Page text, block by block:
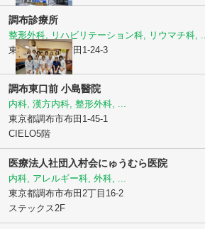
調布診療所
整形外科, リハビリテーション科, リウマチ科, ...
東京都調布市布田1-24-3
調布東口前 小島醫院
内科, 漢方内科, 整形外科, ...
東京都調布市布田1-45-1
CIELO5階
医療法人社団入村会にゅうむら医院
内科, アレルギー科, 外科, ...
東京都調布市布田2丁目16-2
ステックス2F